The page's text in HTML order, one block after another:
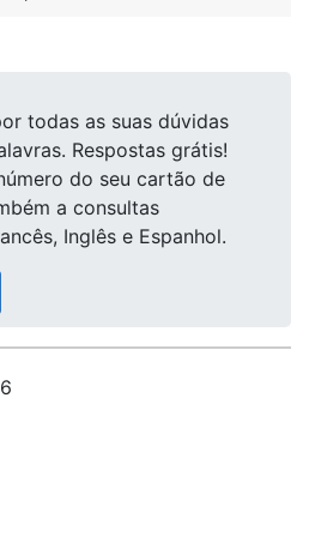
todas as suas dúvidas
Respostas grátis!
do seu cartão de
a consultas
Inglês e Espanhol.